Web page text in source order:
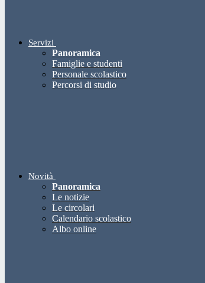
Servizi
Panoramica
Famiglie e studenti
Personale scolastico
Percorsi di studio
Novità
Panoramica
Le notizie
Le circolari
Calendario scolastico
Albo online